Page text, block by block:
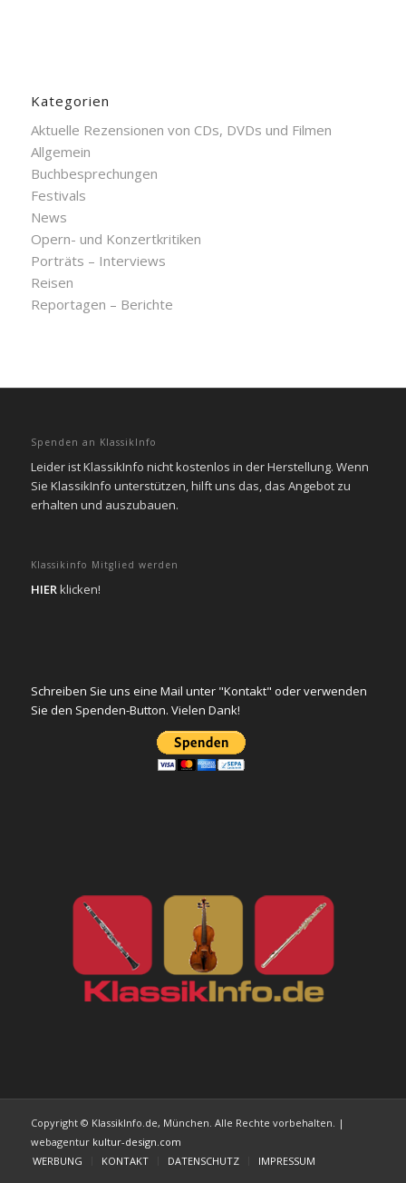
Kategorien
Aktuelle Rezensionen von CDs, DVDs und Filmen
Allgemein
Buchbesprechungen
Festivals
News
Opern- und Konzertkritiken
Porträts – Interviews
Reisen
Reportagen – Berichte
Spenden an KlassikInfo
Leider ist KlassikInfo nicht kostenlos in der Herstellung. Wenn
Sie KlassikInfo unterstützen, hilft uns das, das Angebot zu
erhalten und auszubauen.
Klassikinfo Mitglied werden
HIERklicken!
Schreiben Sie uns eine Mail unter "Kontakt" oder verwenden
Sie den Spenden-Button. Vielen Dank!
Copyright © KlassikInfo.de, München. Alle Rechte vorbehalten. |
webagentur kultur-design.com
WERBUNG
KONTAKT DATENSCHUTZ IMPRESSUM